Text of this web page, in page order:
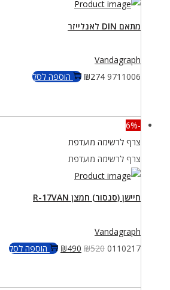
מתאם DIN לאנלייזר
Vandagraph
9711006
₪274 הוספה לסל
-6%
צרף לרשימה מועדפת
צרף לרשימה מועדפת
חיישן (סנסור) חמצן R-17VAN
Vandagraph
0110217
₪520
המחיר
₪490
המחירהוספה לסל